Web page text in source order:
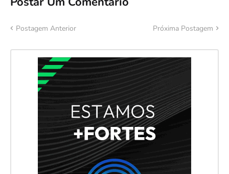
Postagem Anterior Próxima Postagem